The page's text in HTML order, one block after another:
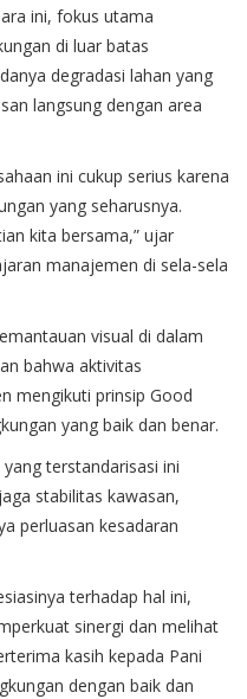
ini, fokus utama
di luar batas
degradasi lahan yang
langsung dengan area
ini cukup serius karena
yang seharusnya.
kita bersama,” ujar
manajemen di sela-sela
visual di dalam
bahwa aktivitas
mengikuti prinsip Good
yang baik dan benar.
terstandarisasi ini
stabilitas kawasan,
perluasan kesadaran
terhadap hal ini,
sinergi dan melihat
kasih kepada Pani
dengan baik dan